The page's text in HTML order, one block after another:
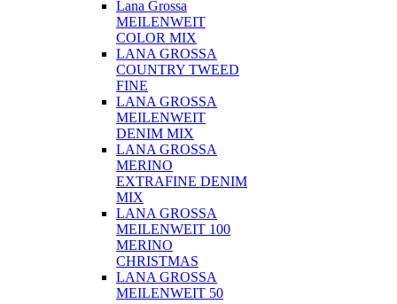
Lana Grossa
MEILENWEIT
COLOR MIX
LANA GROSSA
COUNTRY TWEED
FINE
LANA GROSSA
MEILENWEIT
DENIM MIX
LANA GROSSA
MERINO
EXTRAFINE DENIM
MIX
LANA GROSSA
MEILENWEIT 100
MERINO
CHRISTMAS
LANA GROSSA
MEILENWEIT 50